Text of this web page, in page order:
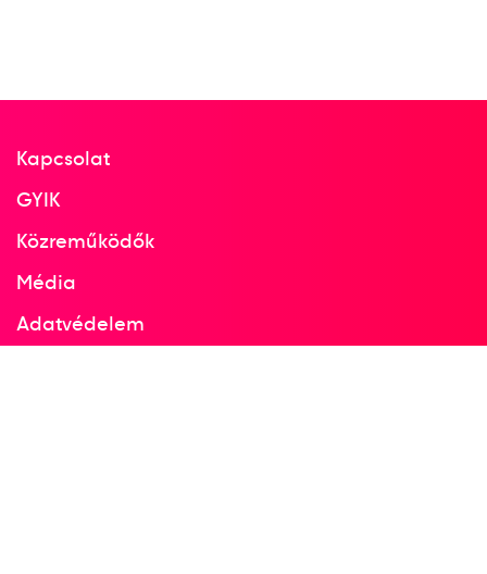
Kapcsolat
GYIK
Közreműködők
Média
Adatvédelem